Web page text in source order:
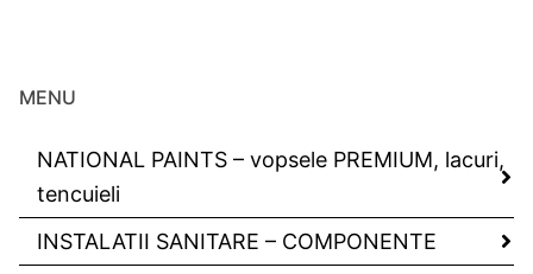
MENU
NATIONAL PAINTS – vopsele PREMIUM, lacuri,
tencuieli
INSTALATII SANITARE – COMPONENTE